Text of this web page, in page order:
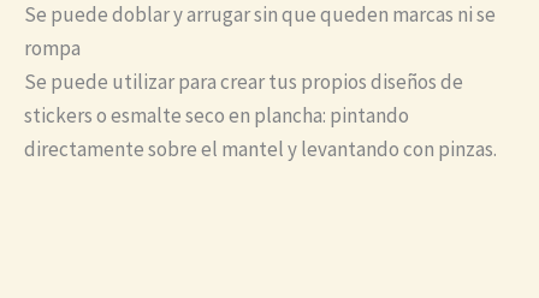
Se puede doblar y arrugar sin que queden marcas ni se
rompa
Se puede utilizar para crear tus propios diseños de
stickers o esmalte seco en plancha: pintando
directamente sobre el mantel y levantando con pinzas.